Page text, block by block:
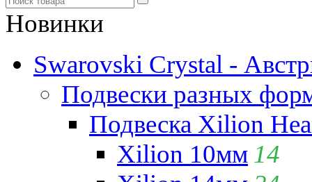
Новинки
Swarovski Crystal -
Подвески разных
Подвеска Xilion
Xilion 10мм 14